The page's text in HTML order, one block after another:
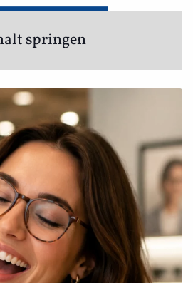
springen
OPTIK & AKUSTIK